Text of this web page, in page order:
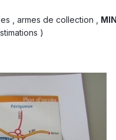
, armes de collection ,
)